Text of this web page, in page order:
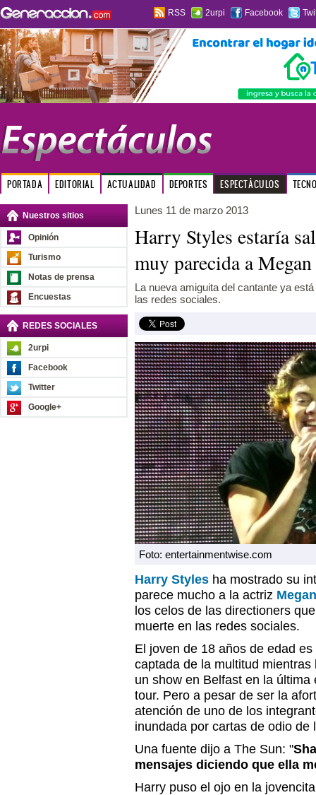
RSS 2urpi Facebook
PORTADA EDITORIAL ACTUALIDAD DEPORTES ESPECTÁCULOS
Nuestros sitios
Opinión
Turismo
Notas de prensa
Encuestas
REDES SOCIALES
2urpi
Facebook
Twitter
Google+
Lunes 11 de marzo 2013
Harry Styles estaría
muy parecida a
La nueva amiguita del cantante ya
las redes sociales.
Foto: entertainmentwise.com
Harry Styles ha mostrado su
parece mucho a la actriz
los celos de las directioners
muerte en las redes sociales.
El joven de 18 años de edad es
captada de la multitud
un show en Belfast en la última
tour. Pero a pesar de ser la
atención de uno de los
inundada por cartas de odio de
Una fuente dijo a The Sun: "
mensajes diciendo que ella
Harry puso el ojo en la